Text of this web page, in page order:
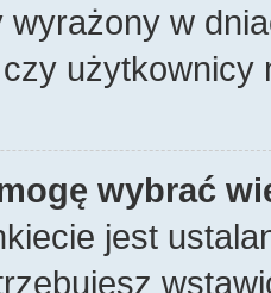
wyrażony w
użytkownicy
wybrać
jest